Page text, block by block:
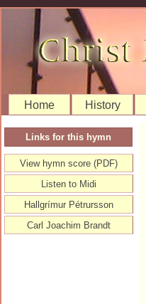
Home History
Links for this hymn
View hymn score (PDF)
Listen to Midi
Hallgrímur Pétrursson
Carl Joachim Brandt